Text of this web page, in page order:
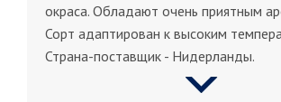
окраса. Обладают очень приятным
Сорт адаптирован к высоким
Страна-поставщик - Нидерланды.